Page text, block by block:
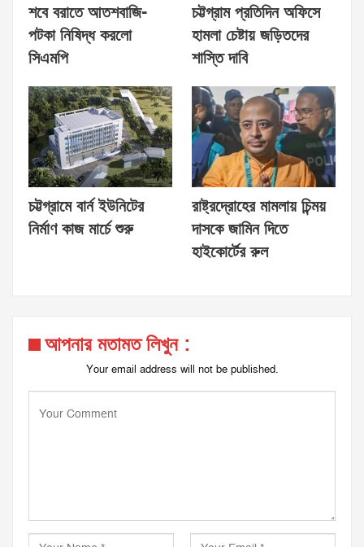
শবে বরাতে আতশবাজি-
পটকা নিষিদ্ধ করলো
সিএমপি
চট্টগ্রাম প্রতিদিন অফিসে
হামলা চেষ্টায় জড়িতদের
শাস্তি দাবি
চট্টগ্রামে বার্ন ইউনিটের
নির্মাণ কাজ মার্চে শুরু
রাষ্ট্রদ্রোহের মামলায় চিন্ময়
দাসকে জামিন দিতে
হাইকোর্টের রুল
আপনার মতামত লিখুন :
Your email address will not be published.